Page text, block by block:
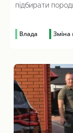
підбирати
Влада Зміна